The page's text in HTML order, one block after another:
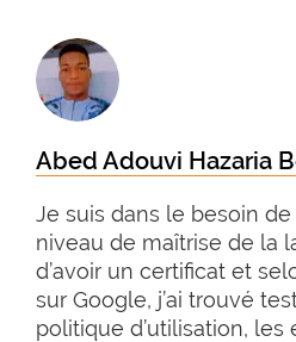
Abed Adouvi Hazaria
Je suis dans le besoin
niveau de maîtrise de la
d’avoir un certificat et
sur Google, j’ai trouvé
politique d’utilisation, les